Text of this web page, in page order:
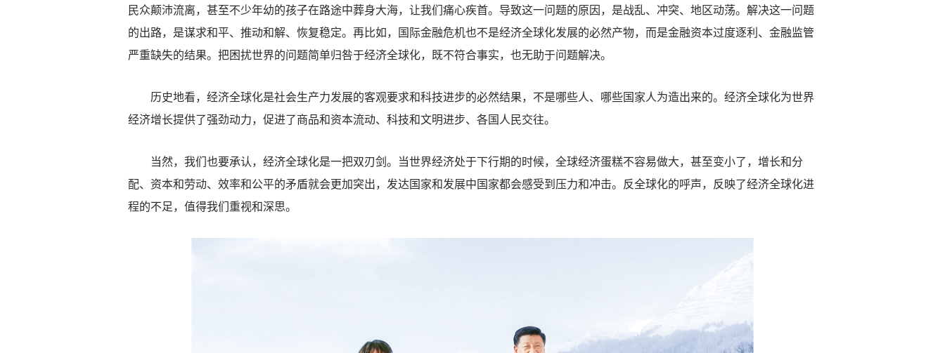
民众颠沛流离，甚至不少年幼的孩子在路途中葬身大海，让我们痛心疾首。导致这一问题的原因，是战乱、冲突、地区动荡。解决这一问题
的出路，是谋求和平、推动和解、恢复稳定。再比如，国际金融危机也不是经济全球化发展的必然产物，而是金融资本过度逐利、金融监管
严重缺失的结果。把困扰世界的问题简单归咎于经济全球化，既不符合事实，也无助于问题解决。
历史地看，经济全球化是社会生产力发展的客观要求和科技进步的必然结果，不是哪些人、哪些国家人为造出来的。经济全球化为世界
经济增长提供了强劲动力，促进了商品和资本流动、科技和文明进步、各国人民交往。
当然，我们也要承认，经济全球化是一把双刃剑。当世界经济处于下行期的时候，全球经济蛋糕不容易做大，甚至变小了，增长和分
配、资本和劳动、效率和公平的矛盾就会更加突出，发达国家和发展中国家都会感受到压力和冲击。反全球化的呼声，反映了经济全球化进
程的不足，值得我们重视和深思。